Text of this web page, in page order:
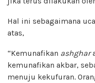
Hal ini sebagaimana
atas,
“Kemunafikan ashghar
kemunafikan akbar,
menuju kekufuran.